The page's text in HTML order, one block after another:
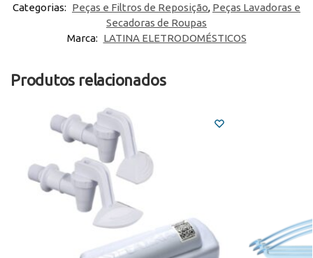
Categorias: Peças e Filtros de Reposição, Peças Lavadoras e
Secadoras de Roupas
Marca: LATINA ELETRODOMÉSTICOS
Produtos relacionados